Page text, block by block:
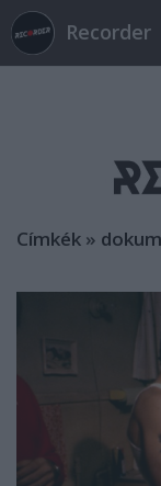
Recorder
Címkék »